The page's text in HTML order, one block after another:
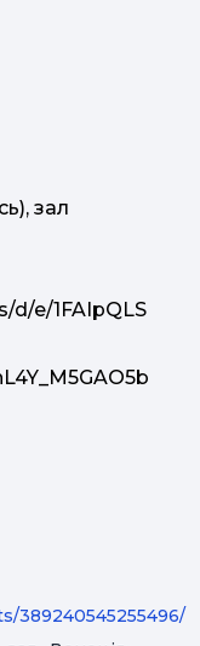
зал
e/1FAIpQLS
389240545255496/